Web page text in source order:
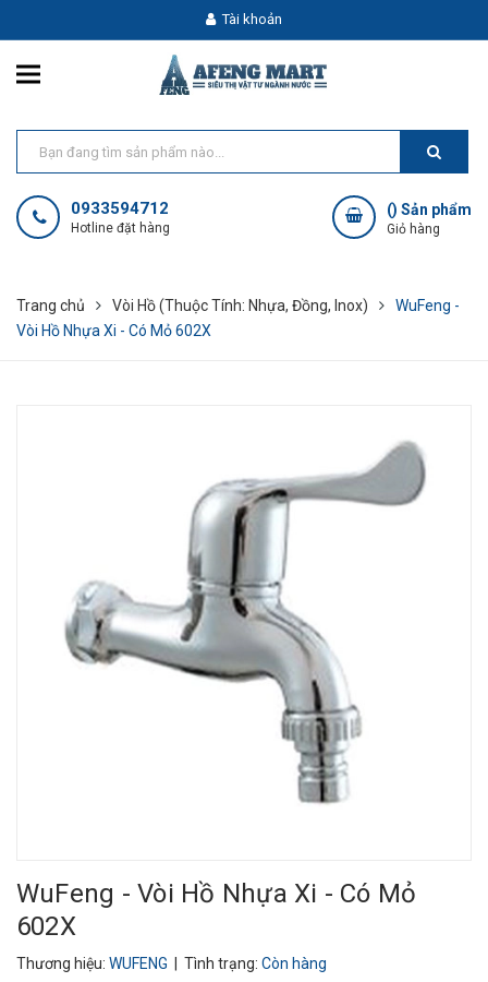
Tài khoản
0933594712
Hotline đặt hàng
() Sản phẩm
Giỏ hàng
Trang chủ Vòi Hồ (Thuộc Tính: Nhựa, Đồng, Inox)
WuFeng -
Vòi Hồ Nhựa Xi - Có Mỏ 602X
WuFeng - Vòi Hồ Nhựa Xi - Có Mỏ
602X
Thương hiệu: WUFENG | Tình trạng: Còn hàng